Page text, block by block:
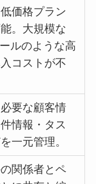
価格プラン
。大規模な
ルのような高
コストが不
要な顧客情
情報・タス
一元管理。
関係者とペ